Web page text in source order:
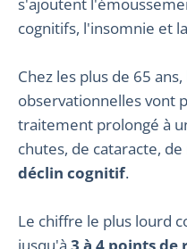
cognitifs, l'insomnie et
Chez les plus de 65
observationnelles vont
traitement prolongé à
chutes, de cataracte,
déclin cognitif.
Le chiffre le plus lourd